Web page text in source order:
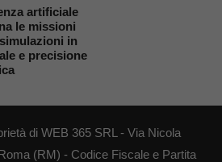
artificiale
le missioni
in
e precisione
di WEB 365 SRL - Via Nicola
(RM) - Codice Fiscale e Partita